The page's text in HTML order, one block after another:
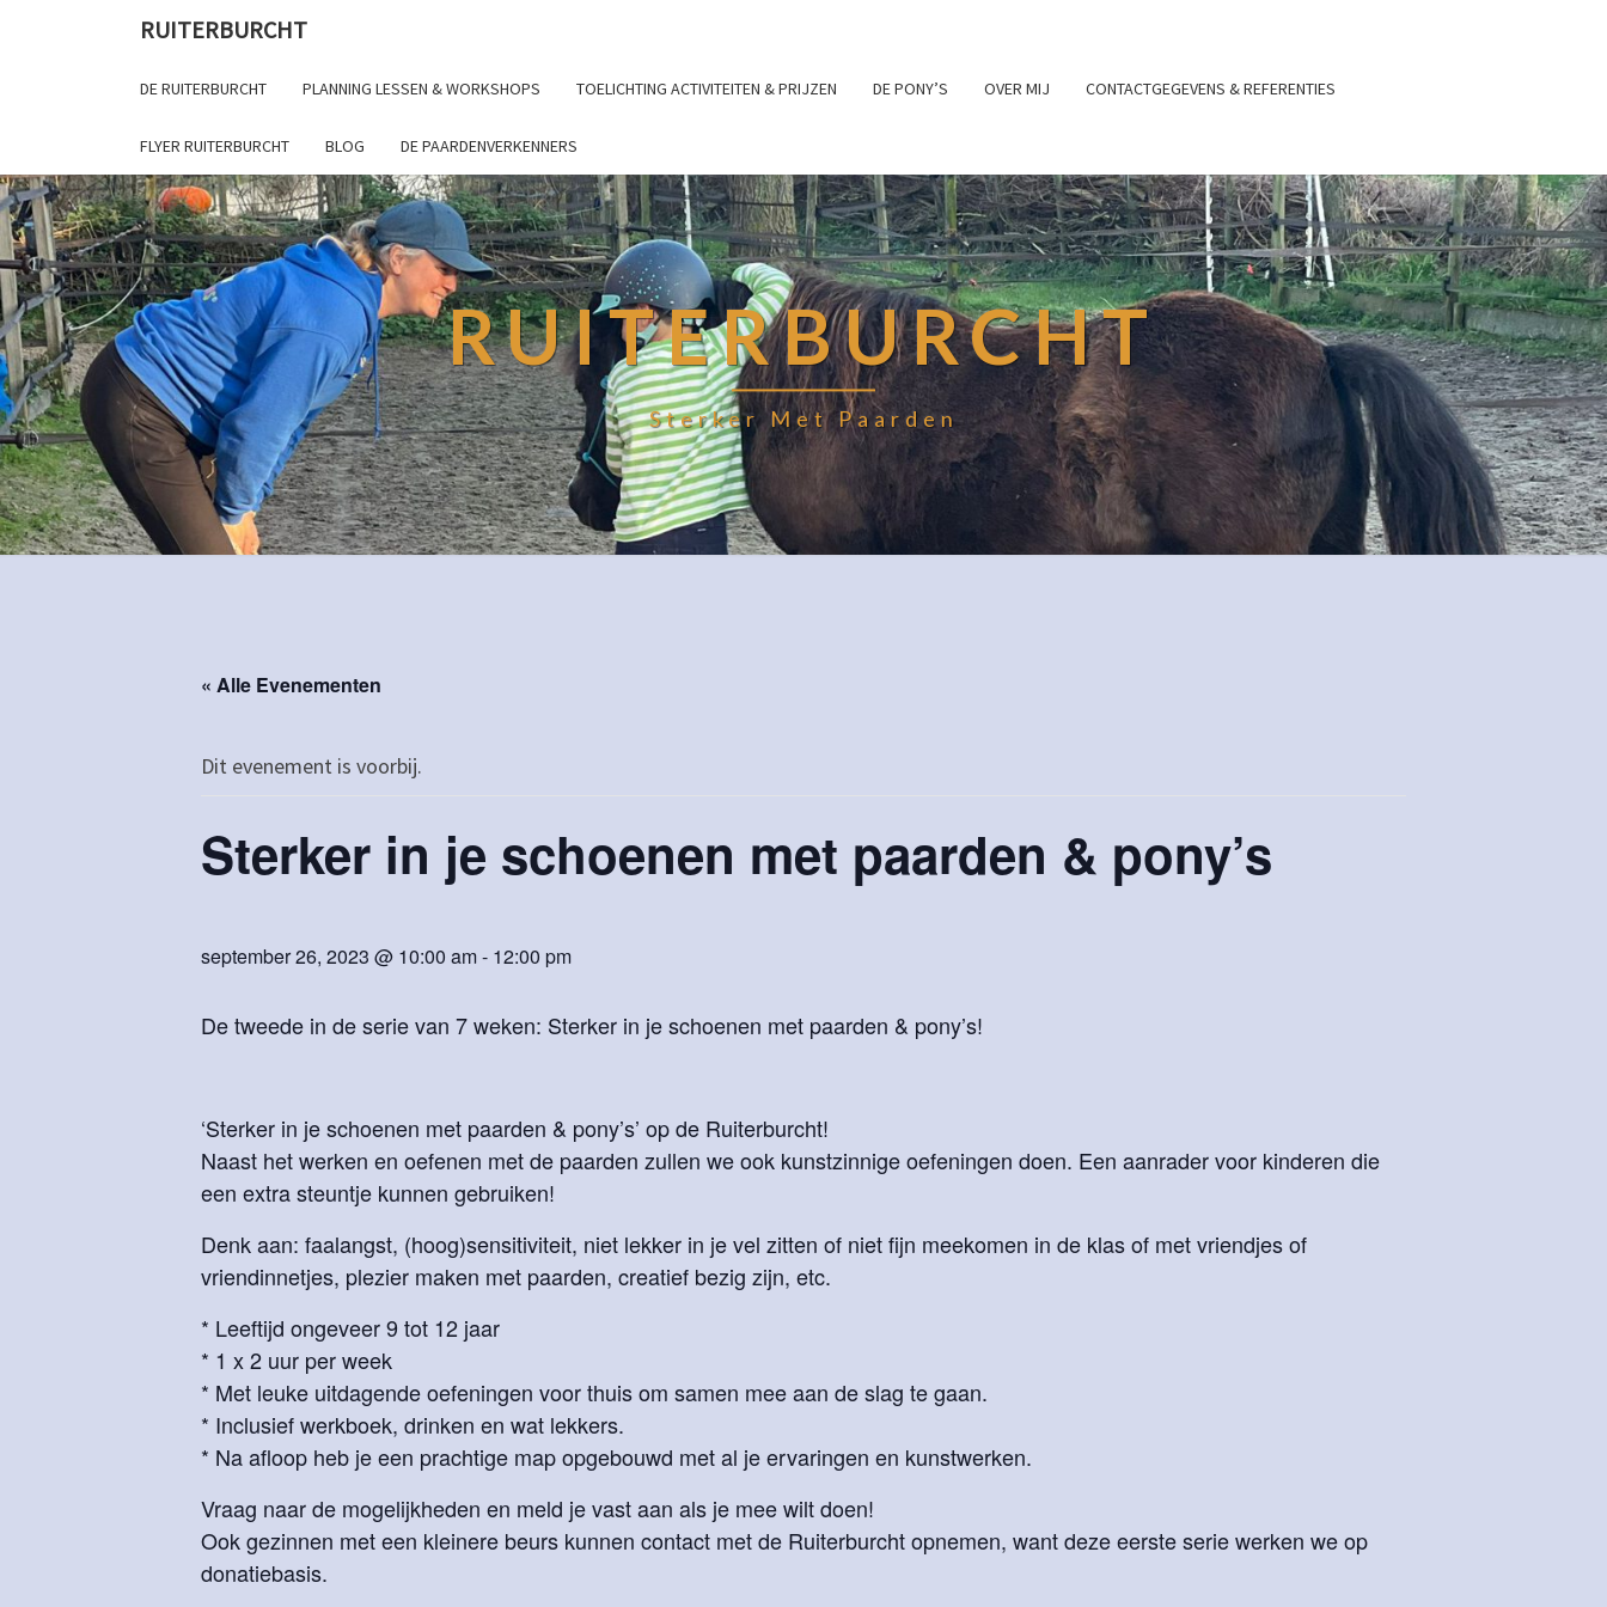
RUITERBURCHT
DE RUITERBURCHT PLANNING LESSEN & WORKSHOPS TOELICHTING ACTIVITEITEN & PRIJZEN DE PONY’S OVER MIJ CONTACTGEGEVENS & REFERENTIES
FLYER RUITERBURCHT BLOG DE PAARDENVERKENNERS
RUITERBURCHT
Sterker Met Paarden
« Alle Evenementen
Dit evenement is voorbij.
Sterker in je schoenen met paarden & pony’s
september 26, 2023 @ 10:00 am- 12:00 pm
De tweede in de serie van 7 weken: Sterker in je schoenen met paarden & pony’s!
‘Sterker in je schoenen met paarden & pony’s’ op de Ruiterburcht!
Naast het werken en oefenen met de paarden zullen we ook kunstzinnige oefeningen doen. Een aanrader voor kinderen die
een extra steuntje kunnen gebruiken!
Denk aan: faalangst, (hoog)sensitiviteit, niet lekker in je vel zitten of niet fijn meekomen in de klas of met vriendjes of
vriendinnetjes, plezier maken met paarden, creatief bezig zijn, etc.
* Leeftijd ongeveer 9 tot 12 jaar
* 1 x 2 uur per week
* Met leuke uitdagende oefeningen voor thuis om samen mee aan de slag te gaan.
* Inclusief werkboek, drinken en wat lekkers.
* Na afloop heb je een prachtige map opgebouwd met al je ervaringen en kunstwerken.
Vraag naar de mogelijkheden en meld je vast aan als je mee wilt doen!
Ook gezinnen met een kleinere beurs kunnen contact met de Ruiterburcht opnemen, want deze eerste serie werken we op
donatiebasis.